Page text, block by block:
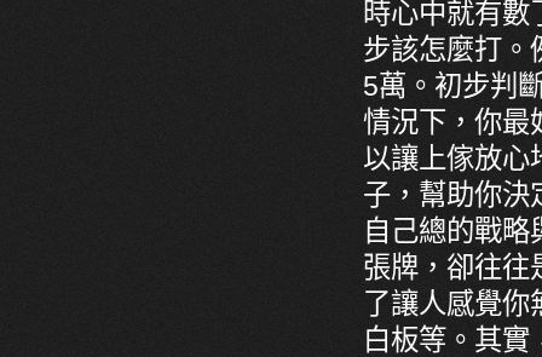
時心中就有
步該怎麼打。
5萬。初步判
情況下，你最
以讓上傢放心
子，幫助你決
自己總的戰
張牌，卻往往
了讓人感覺你
白板等。其